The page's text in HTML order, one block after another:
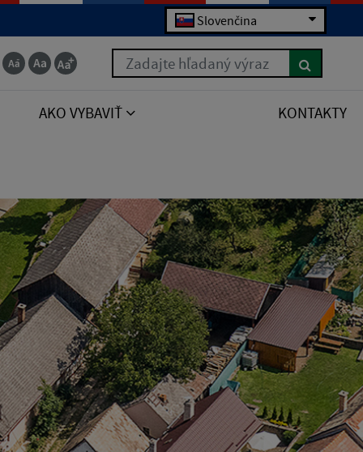
Slovenčina
Zadajte hľadaný výraz
AKO VYBAVIŤ KONTAKTY